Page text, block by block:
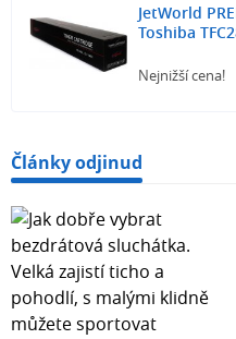
JetWorld
Toshiba
Nejnižší cena!
Články odjinud